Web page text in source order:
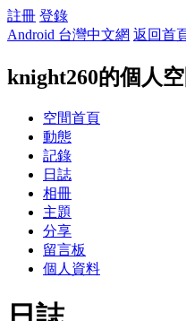
註冊 登錄
Android 台灣中文網 返回首
knight260的個人
空間首頁
動態
記錄
日誌
相冊
主題
分享
留言板
個人資料